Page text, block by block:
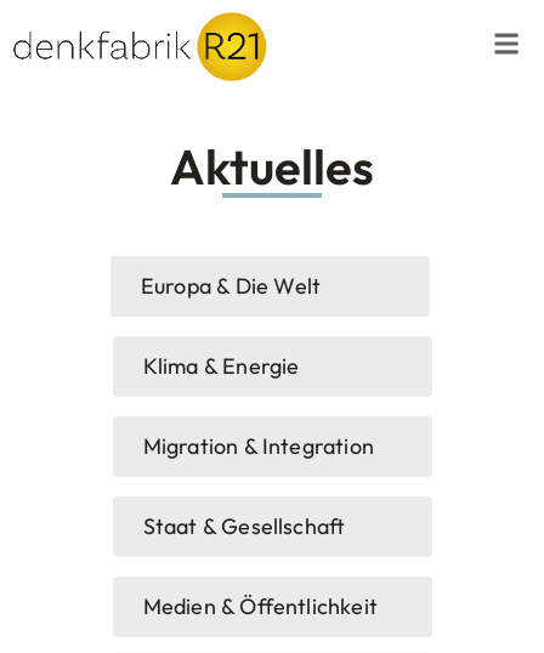
Aktuelles
Europa & Die Welt
Klima & Energie
Migration & Integration
Staat & Gesellschaft
Medien & Öffentlichkeit